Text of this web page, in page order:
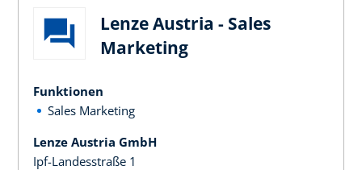
Lenze Austria - Sales
Marketing
Funktionen
Sales Marketing
Lenze Austria GmbH
Ipf-Landesstraße 1